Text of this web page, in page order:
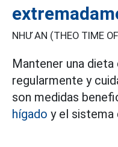
NHƯ AN (THEO TIME
Mantener una
regularmente y
son medidas
hígado y el sistema